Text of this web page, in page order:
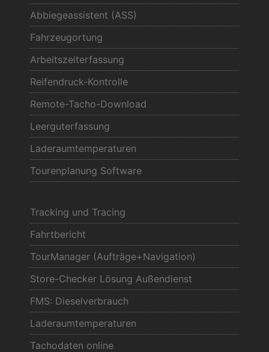
Abbiegeassistent (ASS)
Fahrzeugortung
Arbeitszeiterfassung
Reifendruck-Kontrolle
Remote-Tacho-Download
Leerguterfassung
Laderaumtemperaturen
Tourenplanung Software
Tracking und Tracing
Fahrtbericht
TourManager (Aufträge+Navigation)
Store-Checker Lösung Außendienst
FMS: Dieselverbrauch
Laderaumtemperaturen
Tachodaten online